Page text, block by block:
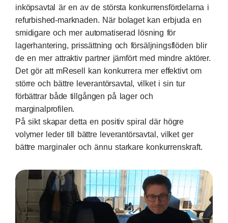
inköpsavtal är en av de största konkurrensfördelarna i
refurbished-marknaden. När bolaget kan erbjuda en
smidigare och mer automatiserad lösning för
lagerhantering, prissättning och försäljningsflöden blir
de en mer attraktiv partner jämfört med mindre aktörer.
Det gör att mResell kan konkurrera mer effektivt om
större och bättre leverantörsavtal, vilket i sin tur
förbättrar både tillgången på lager och
marginalprofilen.
På sikt skapar detta en positiv spiral där högre
volymer leder till bättre leverantörsavtal, vilket ger
bättre marginaler och ännu starkare konkurrenskraft.